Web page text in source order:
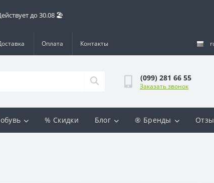
до 30.08 🏖️
Оплата Контакты
(099) 281 66 55
Заказать звонок
% Скидки Блог ® Бренды